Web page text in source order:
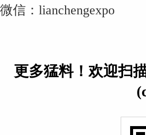
微信：lianchengexpo
更多猛料！欢迎扫